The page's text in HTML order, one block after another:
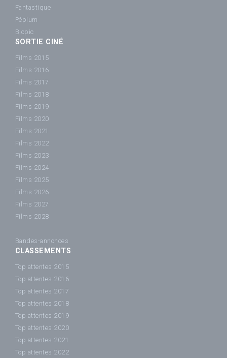
Fantastique
Péplum
Biopic
SORTIE CINÉ
Films 2015
Films 2016
Films 2017
Films 2018
Films 2019
Films 2020
Films 2021
Films 2022
Films 2023
Films 2024
Films 2025
Films 2026
Films 2027
Films 2028
Bandes-annonces
CLASSEMENTS
Top attentes 2015
Top attentes 2016
Top attentes 2017
Top attentes 2018
Top attentes 2019
Top attentes 2020
Top attentes 2021
Top attentes 2022